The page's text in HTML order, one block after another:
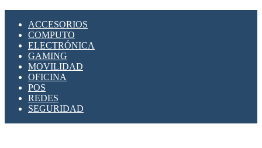
SUPRESOR DE TRANSIENTES SPDS PARA
APLICACIONES FOTOVOLTAICAS
ACCESORIOS
COMPUTO
ELECTRÓNICA
GAMING
MOVILIDAD
OFICINA
POS
REDES
SEGURIDAD